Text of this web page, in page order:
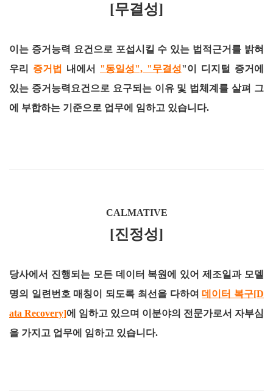
[무결성]
이는 증거능력 요건으로 포섭시킬 수 있는 법적근거를 밝혀
우리 증거법 내에서 "동일성", "무결성"이 디지털 증거에
있는 증거능력요건으로 요구되는 이유 및 법체계를 살펴 그
에 부합하는 기준으로 업무에 임하고 있습니다.
CALMATIVE
[진정성]
당사에서 진행되는 모든 데이터 복원에 있어 제조일과 모델
명의 일련번호 매칭이 되도록 최선을 다하여데이터 복구[D
ata Recovery]에 임하고 있으며 이분야의 전문가로서 자부심
을 가지고 업무에 임하고 있습니다.